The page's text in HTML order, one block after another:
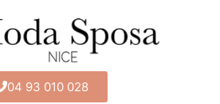
04 93 010 028